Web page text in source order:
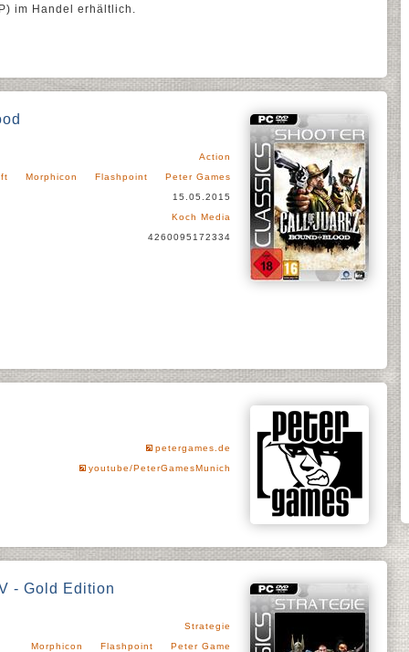
im Handel erhältlich.
Action
Morphicon Flashpoint
Peter Games
15.05.2015
Koch Media
4260095172334
petergames.de
youtube/PeterGamesMunich
- Gold Edition
Strategie
Morphicon
Flashpoint
Peter Game